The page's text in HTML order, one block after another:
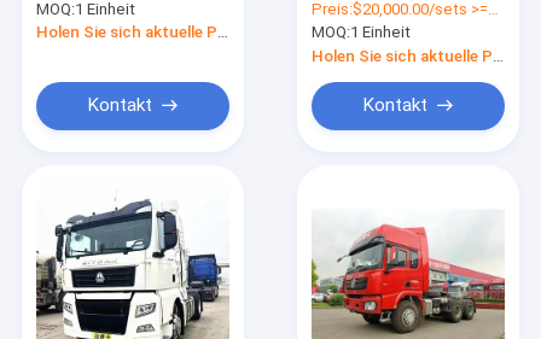
Sinotruck Anhänger-
Lkw 480 PS 540 PS
MOQ:1 Einheit
Holen Sie sich aktuelle Preis
Kontakt
Lkw Euro 3 385HP
6X4
Preis:$20,000.00/sets >=1 sets
MOQ:1 Einheit
Kontakt